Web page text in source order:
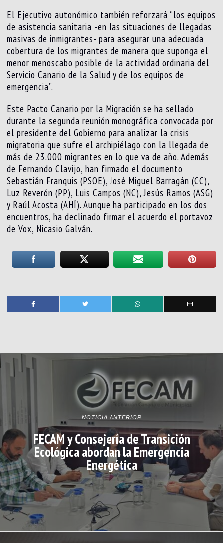
El Ejecutivo autonómico también reforzará “los equipos
de asistencia sanitaria -en las situaciones de llegadas
masivas de inmigrantes- para asegurar una adecuada
cobertura de los migrantes de manera que suponga el
menor menoscabo posible de la actividad ordinaria del
Servicio Canario de la Salud y de los equipos de
emergencia”.
Este Pacto Canario por la Migración se ha sellado
durante la segunda reunión monográfica convocada por
el presidente del Gobierno para analizar la crisis
migratoria que sufre el archipiélago con la llegada de
más de 23.000 migrantes en lo que va de año. Además
de Fernando Clavijo, han firmado el documento
Sebastián Franquis (PSOE), José Miguel Barragán (CC),
Luz Reverón (PP), Luis Campos (NC), Jesús Ramos (ASG)
y Raúl Acosta (AHÍ). Aunque ha participado en los dos
encuentros, ha declinado firmar el acuerdo el portavoz
de Vox, Nicasio Galván.
NOTICIA ANTERIOR
FECAM y Consejería de Transición
Ecológica abordan la Emergencia
Energética